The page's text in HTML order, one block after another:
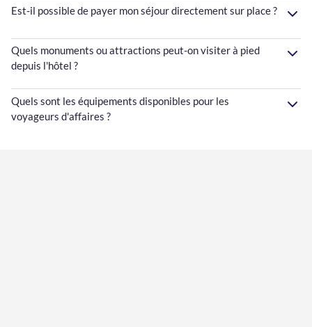
Est-il possible de payer mon séjour directement sur place ?
Quels monuments ou attractions peut-on visiter à pied
depuis l'hôtel ?
Quels sont les équipements disponibles pour les
voyageurs d'affaires ?